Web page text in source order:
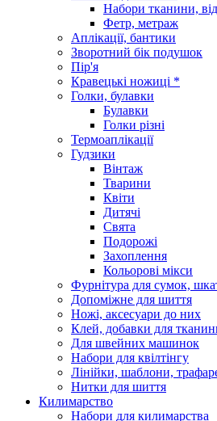
Набори тканини,
Фетр, метраж
Аплікації, бантики
Зворотний бік подушок
Пір'я
Кравецькі ножиці *
Голки, булавки
Булавки
Голки різні
Термоаплікації
Гудзики
Вінтаж
Тварини
Квіти
Дитячі
Свята
Подорожі
Захоплення
Кольорові мікси
Фурнітура для сумок,
Допоміжне для шиття
Ножі, аксесуари до них
Клей, добавки для
Для швейних машинок
Набори для квілтінгу
Лінійки, шаблони,
Нитки для шиття
Килимарство
Набори для килимарства